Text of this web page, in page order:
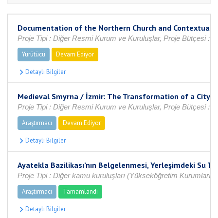
Documentation of the Northern Church and
Proje Tipi : Diğer Resmi Kurum ve Kuruluşlar, Proje Bütçesi : $
Yürütücü
Devam Ediyor
Medieval Smyrna / İzmir: The Transformation of a City
Proje Tipi : Diğer Resmi Kurum ve Kuruluşlar, Proje Bütçesi :
Araştırmacı
Devam Ediyor
Ayatekla Bazilikası’nın Belgelenmesi, Yerleşimdeki Su
Proje Tipi : Diğer kamu kuruluşları (Yükseköğretim Kurumları
Araştırmacı
Tamamlandı